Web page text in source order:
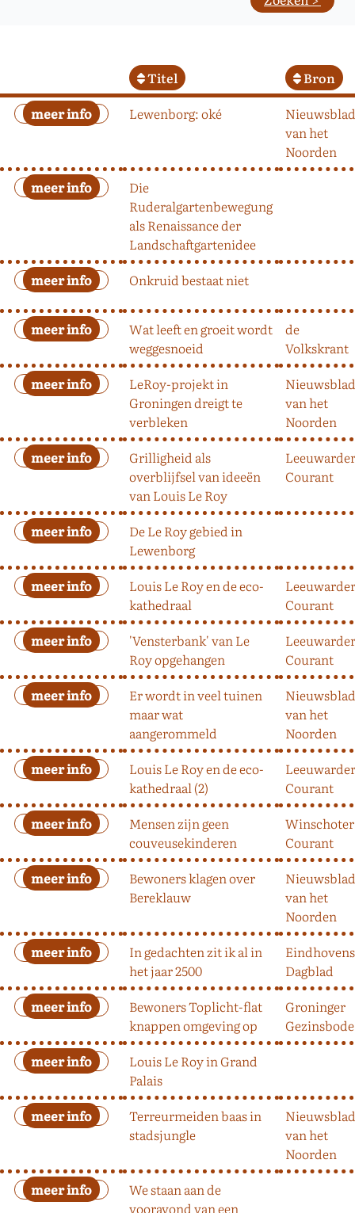
Titel
Bron
Lewenborg: oké
Nieuwsblad
van het
Noorden
Die
Ruderalgartenbewegung
als Renaissance der
Landschaftgartenidee
Onkruid bestaat niet
Wat leeft en groeit wordt
weggesnoeid
de
Volkskrant
LeRoy-projekt in
Groningen dreigt te
verbleken
Nieuwsblad
van het
Noorden
Grilligheid als
overblijfsel van ideeën
van Louis Le Roy
Leeuwarder
Courant
De Le Roy gebied in
Lewenborg
Louis Le Roy en de eco-
kathedraal
Leeuwarder
Courant
'Vensterbank' van Le
Roy opgehangen
Leeuwarder
Courant
Er wordt in veel tuinen
maar wat
aangerommeld
Nieuwsblad
van het
Noorden
Louis Le Roy en de eco-
kathedraal (2)
Leeuwarder
Courant
Mensen zijn geen
couveusekinderen
Winschoter
Courant
Bewoners klagen over
Bereklauw
Nieuwsblad
van het
Noorden
In gedachten zit ik al in
het jaar 2500
Eindhovens
Dagblad
Bewoners Toplicht-flat
knappen omgeving op
Groninger
Gezinsbode
Louis Le Roy in Grand
Palais
Terreurmeiden baas in
stadsjungle
Nieuwsblad
van het
Noorden
We staan aan de
vooravond van een